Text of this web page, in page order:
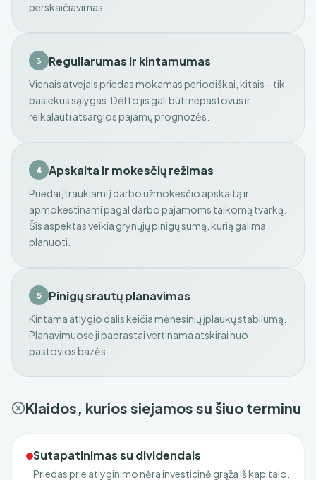
perskaičiavimas.
3 Reguliarumas ir kintamumas
Vienais atvejais priedas mokamas periodiškai, kitais – tik
pasiekus sąlygas. Dėl to jis gali būti nepastovus ir
reikalauti atsargios pajamų prognozės.
4 Apskaita ir mokesčių režimas
Priedai įtraukiami į darbo užmokesčio apskaitą ir
apmokestinami pagal darbo pajamoms taikomą tvarką.
Šis aspektas veikia grynųjų pinigų sumą, kurią galima
planuoti.
5 Pinigų srautų planavimas
Kintama atlygio dalis keičia mėnesinių įplaukų stabilumą.
Planavimuose ji paprastai vertinama atskirai nuo
pastovios bazės.
Klaidos, kurios siejamos su šiuo terminu
Sutapatinimas su dividendais
Priedas prie atlyginimo nėra investicinė grąža iš kapitalo.